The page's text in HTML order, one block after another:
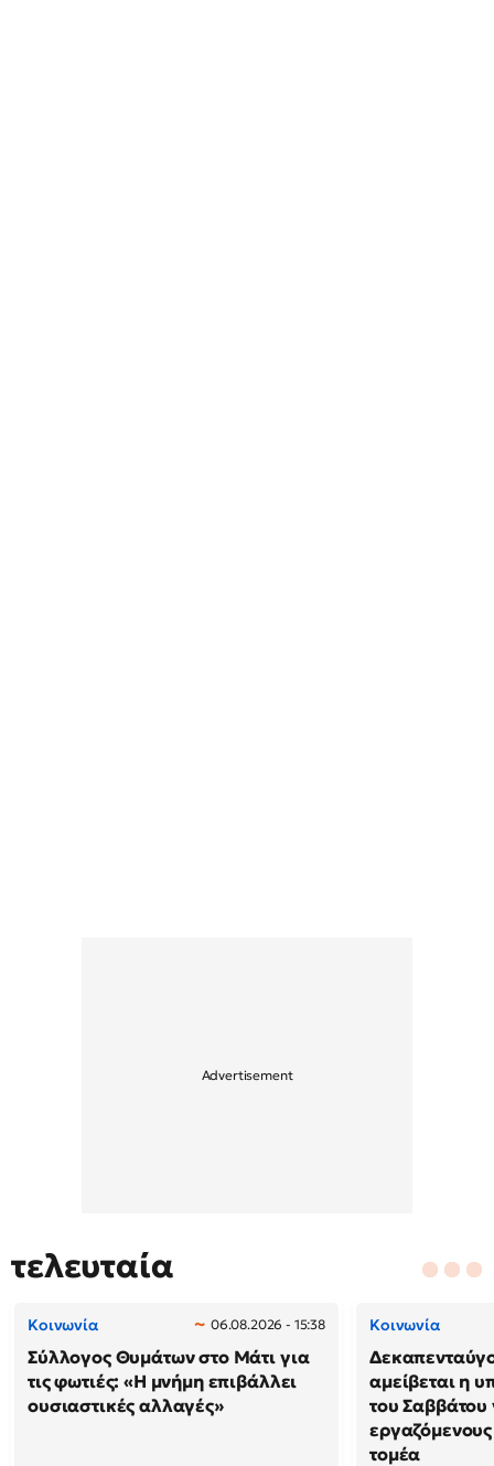
τελευταία
Κοινωνία 06.08.2026 - 15:38
Σύλλογος Θυμάτων στο Μάτι για
τις φωτιές: «Η μνήμη επιβάλλει
ουσιαστικές αλλαγές»
Κοινωνία
αμείβεται η
του Σαββάτου
εργαζόμενους
τομέα